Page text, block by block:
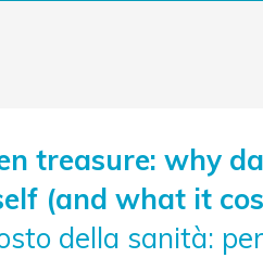
treasure: why
(and what it
della sanità: